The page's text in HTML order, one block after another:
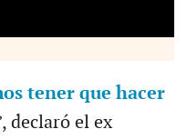
tener que hacer
declaró el ex